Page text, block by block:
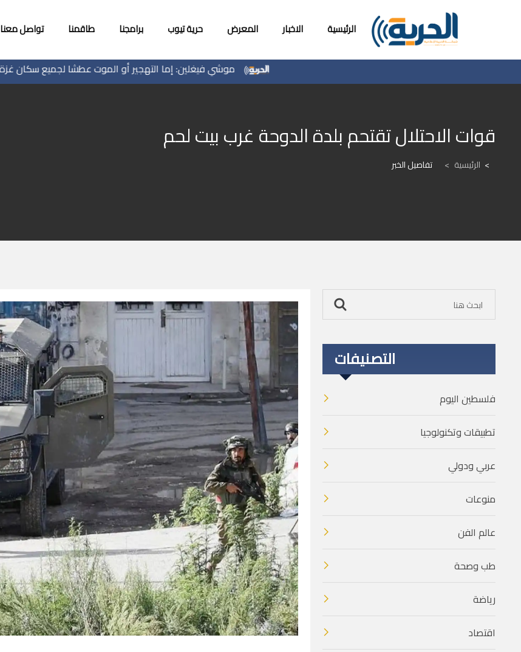
الرئيسية الاخبار المعرض حرية تيوب برامجنا طاقمنا تواصل معنا
موشي فيغلين: إما التهجير أو الموت عطشا لجميع سكان غزة
قوات الاحتلال تقتحم بلدة الدوحة غرب بيت لحم
الرئيسية > تفاصيل الخبر
التصنيفات
فلسطين اليوم
تطبيقات وتكنولوجيا
عربي ودولي
منوعات
عالم الفن
طب وصحة
رياضة
اقتصاد